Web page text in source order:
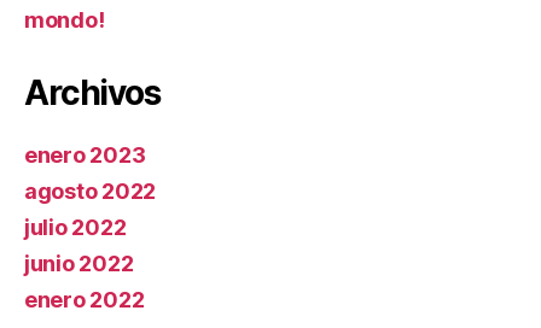
mondo!
Archivos
enero 2023
agosto 2022
julio 2022
junio 2022
enero 2022